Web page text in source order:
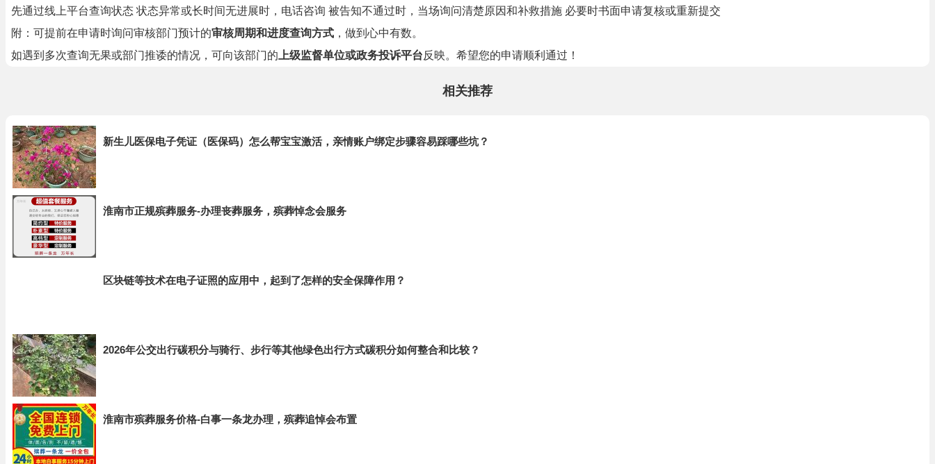
先通过线上平台查询状态 状态异常或长时间无进展时，电话咨询 被告知不通过时，当场询问清楚原因和补救措施 必要时书面申请复核或重新提交
附：可提前在申请时询问审核部门预计的审核周期和进度查询方式 ，做到心中有数。
如遇到多次查询无果或部门推诿的情况，可向该部门的 上级监督单位或政务投诉平台反映。希望您的申请顺利通过！
相关推荐
新生儿医保电子凭证（医保码）怎么帮宝宝激活，亲情账户绑定步骤容易踩哪些坑？
淮南市正规殡葬服务-办理丧葬服务，殡葬悼念会服务
区块链等技术在电子证照的应用中，起到了怎样的安全保障作用？
2026年公交出行碳积分与骑行、步行等其他绿色出行方式碳积分如何整合和比较？
淮南市殡葬服务价格-白事一条龙办理，殡葬追悼会布置